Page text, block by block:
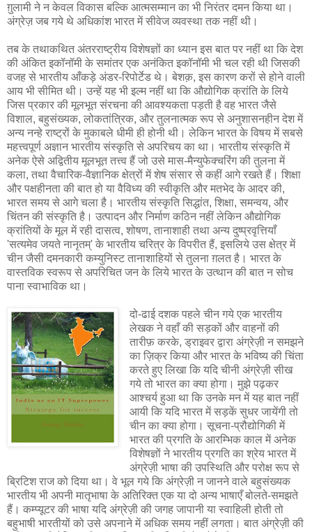
ग़ुलामी ने न केवल विकास बल्कि आत्मसम्मान का भी निरंतर दमन किया था।
अंग्रेज़ जब गये थे अधिकांश भारत में सीवेज व्यवस्था तक नहीं थी।
तब के तथाकथित अंतरराष्ट्रीय विशेषज्ञों का ध्यान इस बात पर नहीं था कि देश
की अंकित इकॉनॉमी के समांतर एक अनंकित इकॉनॉमी भी चल रही थी जिसकी
वजह से भारतीय आँकड़े अंडर-रिपोर्टेड थे। बेशक़, इस कारण करों से होने वाली
आय भी सीमित थी। उन्हें यह भी इल्म नहीं था कि औद्योगिक क्रांति के लिये
जिस प्रकार की मूलभूत संरचना की आवश्यकता पड़ती है वह भारत जैसे
विशाल, बहुसंख्यक, लोकतांत्रिक, और तुलनात्मक रूप से अनुशासनहीन देश में
अन्य नन्हे राष्ट्रों के मुकाबले धीमी ही होनी थी। लेकिन भारत के विषय में सबसे
महत्त्वपूर्ण अज्ञान भारतीय संस्कृति से अपरिचय का था। भारतीय संस्कृति में
अनेक ऐसे अद्वितीय मूलभूत तत्त्व हैं जो उसे मास-मैन्युफेक्चरिंग की तुलना में
कला, तथा वैचारिक-वैज्ञानिक क्षेत्रों में शेष संसार से कहीं आगे रखते हैं। शिक्षा
और पक्षहीनता की बात हो या वैविध्य की स्वीकृति और मतभेद के आदर की,
भारत समय से आगे चला है। भारतीय संस्कृति सिद्धांत, शिक्षा, समन्वय, और
चिंतन की संस्कृति है। उत्पादन और निर्माण कठिन नहीं लेकिन औद्योगिक
क्रांतियों के मूल में रही दासत्व, शोषण, तानाशाही तथा अन्य दुष्प्रवृत्तियाँ
'सत्यमेव जयते नानृतम्' के भारतीय चरित्र के विपरीत हैं, इसलिये उस क्षेत्र में
चीन जैसी दमनकारी कम्युनिस्ट तानाशाहियों से तुलना ग़लत है। भारत के
वास्तविक स्वरूप से अपरिचित जन के लिये भारत के उत्थान की बात न सोच
पाना स्वाभाविक था।
दो-ढाई दशक पहले चीन गये एक भारतीय
लेखक ने वहाँ की सड़कों और वाहनों की
तारीफ़ करके, ड्राइवर द्वारा अंग्रेज़ी न समझने
का ज़िक्र किया और भारत के भविष्य की चिंता
करते हुए लिखा कि यदि चीनी अंग्रेज़ी सीख
गये तो भारत का क्या होगा। मुझे पढ़कर
आश्चर्य हुआ था कि उनके मन में यह बात नहीं
आयी कि यदि भारत में सड़कें सुधर जायेंगी तो
चीन का क्या होगा। सूचना-प्रौद्योगिकी में
भारत की प्रगति के आरम्भिक काल में अनेक
विशेषज्ञों ने भारतीय प्रगति का श्रेय भारत में
अंग्रेज़ी भाषा की उपस्थिति और परोक्ष रूप से
ब्रिटिश राज को दिया था। वे भूल गये कि अंग्रेज़ी न जानने वाले बहुसंख्यक
भारतीय भी अपनी मातृभाषा के अतिरिक्त एक या दो अन्य भाषाएँ बोलते-समझते
हैं। कम्प्यूटर की भाषा यदि अंग्रेज़ी की जगह जापानी या स्वाहिली होती तो
बहुभाषी भारतीयों को उसे अपनाने में अधिक समय नहीं लगता। बात अंग्रेज़ी की